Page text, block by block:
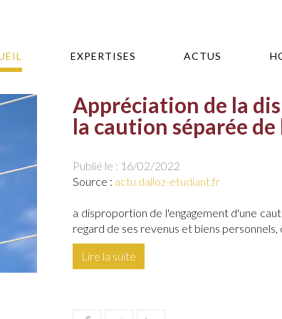
EXPERTISES ACTUS
Appréciation de la
la caution séparée de
Publié le : 16/02/2022
Source : actu.dalloz-etudiant.fr
a disproportion de l'engagement d'une
regard de ses revenus et biens
Lire la suite